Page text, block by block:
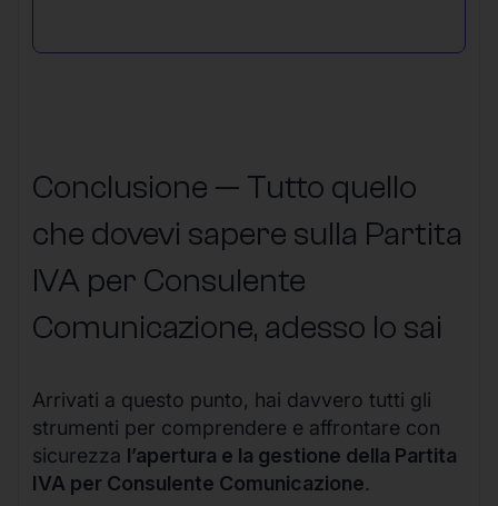
Conclusione — Tutto quello
che dovevi sapere sulla Partita
IVA per Consulente
Comunicazione, adesso lo sai
Arrivati a questo punto, hai davvero tutti gli
strumenti per comprendere e affrontare con
sicurezza l’apertura e la gestione della Partita
IVA per Consulente Comunicazione.